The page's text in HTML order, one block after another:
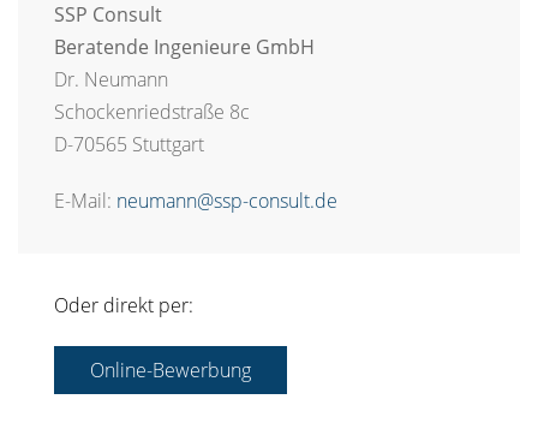
SSP Consult
Beratende Ingenieure GmbH
Dr. Neumann
Schockenriedstraße 8c
D-70565 Stuttgart
E-Mail: neumann@ssp-consult.de
Oder direkt per:
Online-Bewerbung